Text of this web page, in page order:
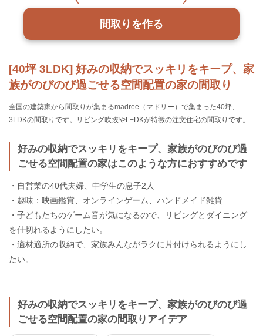
[40坪 3LDK] 好みの収納でスッキリをキープ、家
族がのびのび過ごせる空間配置の家の間取り
全国の建築家から間取りが集まるmadree（マドリー）で集まった40坪、
3LDKの間取りです。リビング吹抜やL+DKが特徴の注文住宅の間取りです。
好みの収納でスッキリをキープ、家族がのびのび過
ごせる空間配置の家はこのような方におすすめです
・自営業の40代夫婦、中学生の息子2人
・趣味：映画鑑賞、オンラインゲーム、ハンドメイド雑貨
・子どもたちのゲーム音が気になるので、リビングとダイニング
を仕切れるようにしたい。
・適材適所の収納で、家族みんながラクに片付けられるようにし
たい。
好みの収納でスッキリをキープ、家族がのびのび過
ごせる空間配置の家の間取りアイデア
間取りを作る